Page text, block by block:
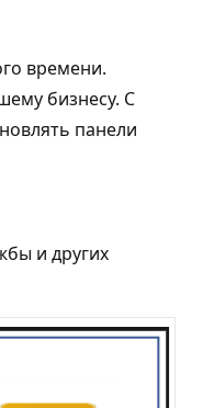
времени.
бизнесу. С
панели
и других